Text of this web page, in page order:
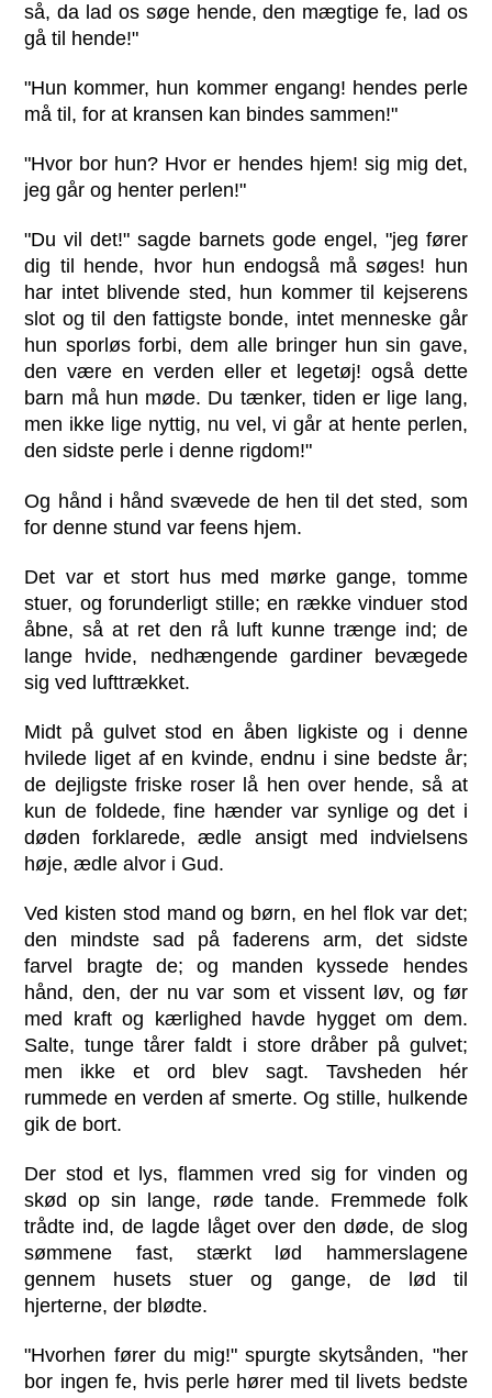
så, da lad os søge hende, den mægtige fe, lad os
gå til hende!"
"Hun kommer, hun kommer engang! hendes perle
må til, for at kransen kan bindes sammen!"
"Hvor bor hun? Hvor er hendes hjem! sig mig det,
jeg går og henter perlen!"
"Du vil det!" sagde barnets gode engel, "jeg fører
dig til hende, hvor hun endogså må søges! hun
har intet blivende sted, hun kommer til kejserens
slot og til den fattigste bonde, intet menneske går
hun sporløs forbi, dem alle bringer hun sin gave,
den være en verden eller et legetøj! også dette
barn må hun møde. Du tænker, tiden er lige lang,
men ikke lige nyttig, nu vel, vi går at hente perlen,
den sidste perle i denne rigdom!"
Og hånd i hånd svævede de hen til det sted, som
for denne stund var feens hjem.
Det var et stort hus med mørke gange, tomme
stuer, og forunderligt stille; en række vinduer stod
åbne, så at ret den rå luft kunne trænge ind; de
lange hvide, nedhængende gardiner bevægede
sig ved lufttrækket.
Midt på gulvet stod en åben ligkiste og i denne
hvilede liget af en kvinde, endnu i sine bedste år;
de dejligste friske roser lå hen over hende, så at
kun de foldede, fine hænder var synlige og det i
døden forklarede, ædle ansigt med indvielsens
høje, ædle alvor i Gud.
Ved kisten stod mand og børn, en hel flok var det;
den mindste sad på faderens arm, det sidste
farvel bragte de; og manden kyssede hendes
hånd, den, der nu var som et vissent løv, og før
med kraft og kærlighed havde hygget om dem.
Salte, tunge tårer faldt i store dråber på gulvet;
men ikke et ord blev sagt. Tavsheden hér
rummede en verden af smerte. Og stille, hulkende
gik de bort.
Der stod et lys, flammen vred sig for vinden og
skød op sin lange, røde tande. Fremmede folk
trådte ind, de lagde låget over den døde, de slog
sømmene fast, stærkt lød hammerslagene
gennem husets stuer og gange, de lød til
hjerterne, der blødte.
"Hvorhen fører du mig!" spurgte skytsånden, "her
bor ingen fe, hvis perle hører med til livets bedste